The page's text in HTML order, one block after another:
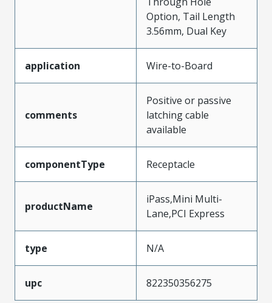
Option, Tail Length
3.56mm, Dual Key
application Wire-to-Board
comments
Positive or passive
latching cable
available
componentType Receptacle
productName
iPass,Mini Multi-
Lane,PCI Express
type N/A
upc 822350356275